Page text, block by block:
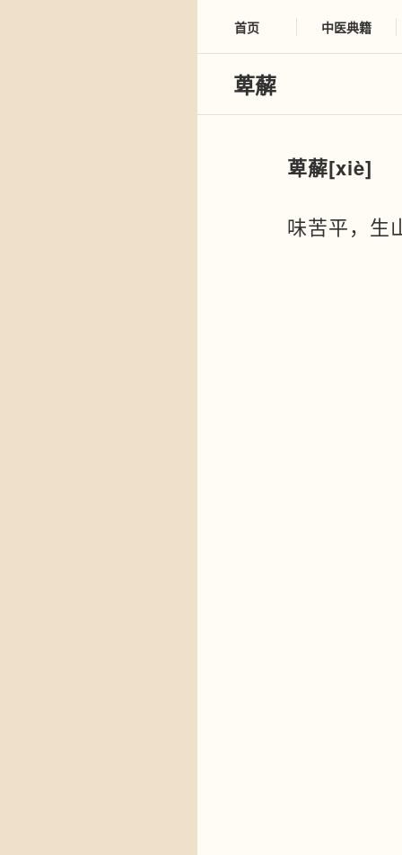
首页 中医典籍
萆薢
萆薢[xiè]
味苦平，生